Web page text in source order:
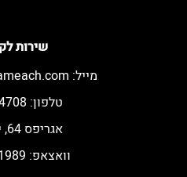
שירות
מייל:
טלפון: 02-6234708
אגריפס 64, ירושלים
וואצאפ: 054-5671989